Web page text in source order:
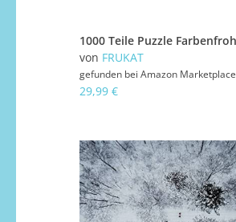
von FRUKAT
gefunden bei Amazon Marketplace
29,99 €